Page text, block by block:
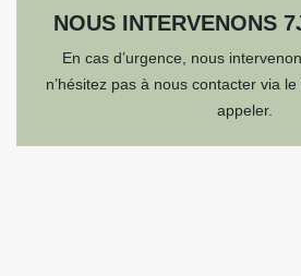
NOUS INTERVENONS
En cas d’urgence, nous
n’hésitez pas à nous contacter via
appeler.